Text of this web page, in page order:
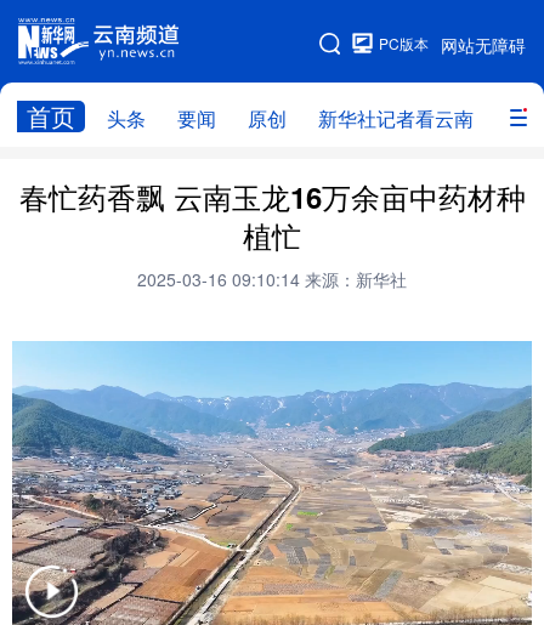
网站无障碍
PC版本
首页 头条 要闻 原创 新华社记者看云南 政务
网站地图
头条 云南要闻 本网原创
政务
云南省领导报道集
教育
州市
社会
图片
经济 服务 云南故事
云南青年说 趣看文物
春忙药香飘 云南玉龙16万余亩中药材种
植忙
2025-03-16 09:10:14 来源：新华社